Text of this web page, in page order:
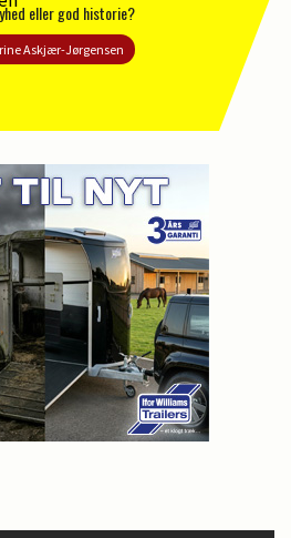
eller god historie?
Askjær-Jørgensen